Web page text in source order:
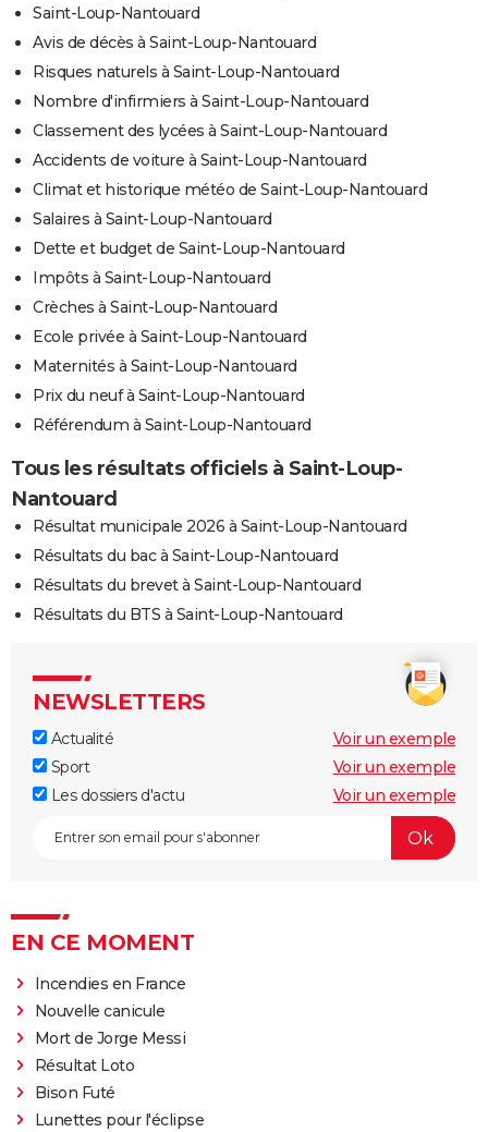
Saint-Loup-Nantouard
Avis de décès à Saint-Loup-Nantouard
Risques naturels à Saint-Loup-Nantouard
Nombre d'infirmiers à Saint-Loup-Nantouard
Classement des lycées à Saint-Loup-Nantouard
Accidents de voiture à Saint-Loup-Nantouard
Climat et historique météo de Saint-Loup-Nantouard
Salaires à Saint-Loup-Nantouard
Dette et budget de Saint-Loup-Nantouard
Impôts à Saint-Loup-Nantouard
Crèches à Saint-Loup-Nantouard
Ecole privée à Saint-Loup-Nantouard
Maternités à Saint-Loup-Nantouard
Prix du neuf à Saint-Loup-Nantouard
Référendum à Saint-Loup-Nantouard
Tous les résultats officiels à Saint-Loup-
Nantouard
Résultat municipale 2026 à Saint-Loup-Nantouard
Résultats du bac à Saint-Loup-Nantouard
Résultats du brevet à Saint-Loup-Nantouard
Résultats du BTS à Saint-Loup-Nantouard
NEWSLETTERS
Actualité
Voir un exemple
Sport
Voir un exemple
Les dossiers d'actu
Voir un exemple
EN CE MOMENT
Incendies en France
Nouvelle canicule
Mort de Jorge Messi
Résultat Loto
Bison Futé
Lunettes pour l'éclipse